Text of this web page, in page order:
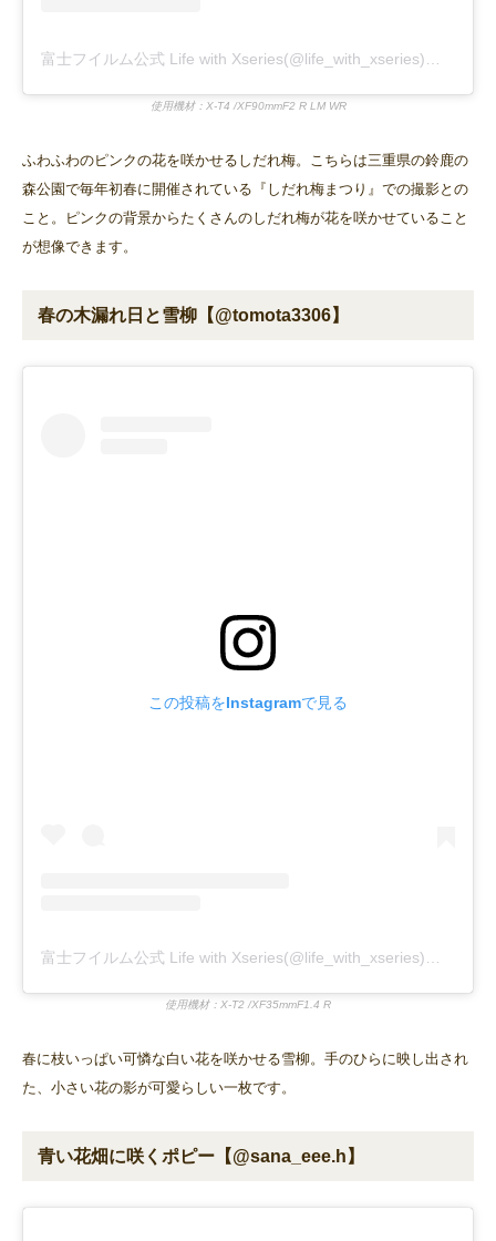
使用機材：X-T4 /XF90mmF2 R LM WR
ふわふわのピンクの花を咲かせるしだれ梅。こちらは三重県の鈴鹿の
森公園で毎年初春に開催されている『しだれ梅まつり』での撮影との
こと。ピンクの背景からたくさんのしだれ梅が花を咲かせていること
が想像できます。
春の木漏れ日と雪柳【@tomota3306】
この投稿をInstagramで見る
富士フイルム公式 Life with Xseries(@life_with_xseries)がシェアした投稿
使用機材：X-T2 /XF35mmF1.4 R
春に枝いっぱい可憐な白い花を咲かせる雪柳。手のひらに映し出され
た、小さい花の影が可愛らしい一枚です。
青い花畑に咲くポピー【@sana_eee.h】